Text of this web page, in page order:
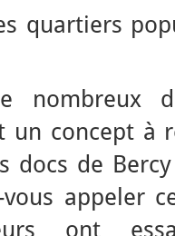
quartiers
nombreux
un concept à
docs de
appeler
ont